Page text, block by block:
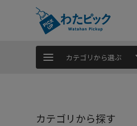
カテゴリから選ぶ
カテゴリから探す